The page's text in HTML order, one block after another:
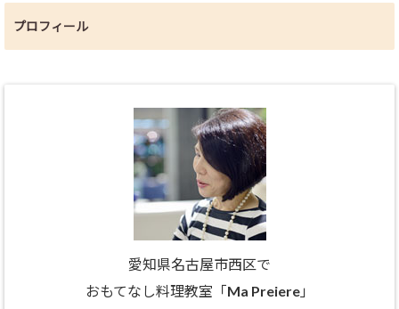
プロフィール
愛知県名古屋市西区で
おもてなし料理教室「Ma Preiere」